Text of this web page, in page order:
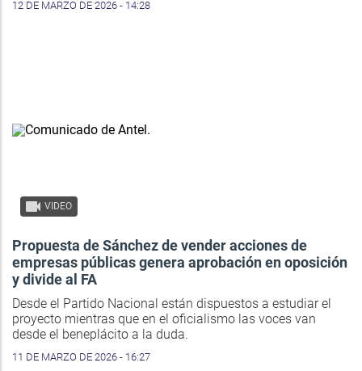
12 DE MARZO DE 2026 - 14:28
VIDEO
Propuesta de Sánchez de vender acciones de
empresas públicas genera aprobación en oposición
y divide al FA
Desde el Partido Nacional están dispuestos a estudiar el
proyecto mientras que en el oficialismo las voces van
desde el beneplácito a la duda.
11 DE MARZO DE 2026 - 16:27